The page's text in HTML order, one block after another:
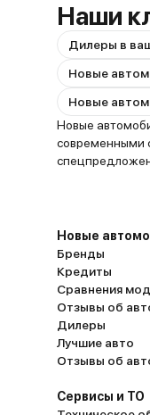
Наши
Дилеры в
Новые
Новые
Новые
современными
Новые
Бренды
Кредиты
Сравнения
Отзывы об
Дилеры
Лучшие авто
Отзывы об
Сервисы и ТО